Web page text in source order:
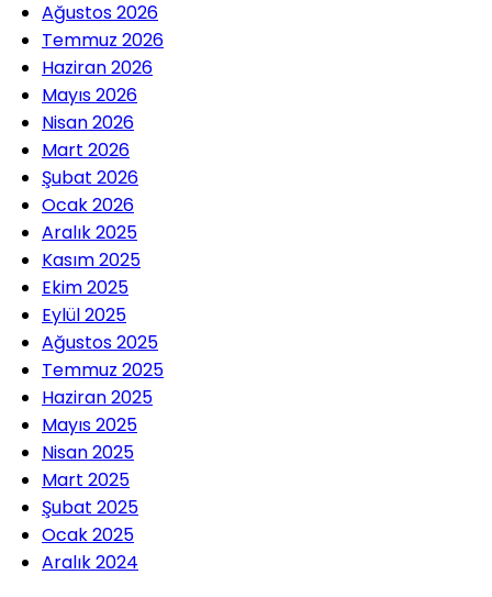
Ağustos 2026
Temmuz 2026
Haziran 2026
Mayıs 2026
Nisan 2026
Mart 2026
Şubat 2026
Ocak 2026
Aralık 2025
Kasım 2025
Ekim 2025
Eylül 2025
Ağustos 2025
Temmuz 2025
Haziran 2025
Mayıs 2025
Nisan 2025
Mart 2025
Şubat 2025
Ocak 2025
Aralık 2024